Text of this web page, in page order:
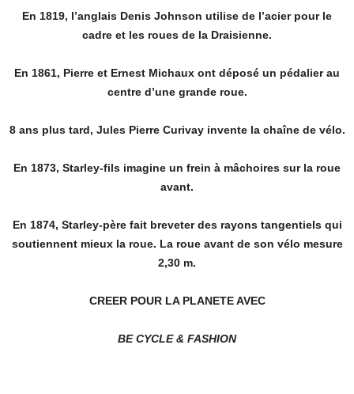
En 1819, l’anglais Denis Johnson utilise de l’acier pour le
cadre et les roues de la Draisienne.
En 1861, Pierre et Ernest Michaux ont déposé un pédalier au
centre d’une grande roue.
8 ans plus tard, Jules Pierre Curivay invente la chaîne de vélo.
En 1873, Starley-fils imagine un frein à mâchoires sur la roue
avant.
En 1874, Starley-père fait breveter des rayons tangentiels qui
soutiennent mieux la roue. La roue avant de son vélo mesure
2,30 m.
CREER POUR LA PLANETE AVEC
BE CYCLE & FASHION